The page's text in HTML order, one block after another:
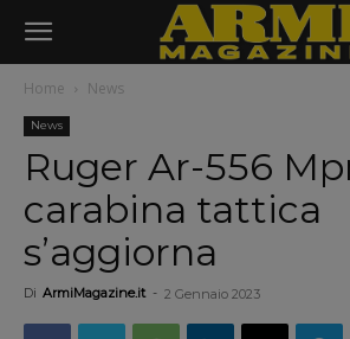
Home News
News
Ruger Ar-556
carabina tattica
s’aggiorna
Di ArmiMagazine.it - 2 Gennaio 2023